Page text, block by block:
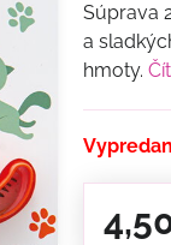
Súprava
a
hmoty.